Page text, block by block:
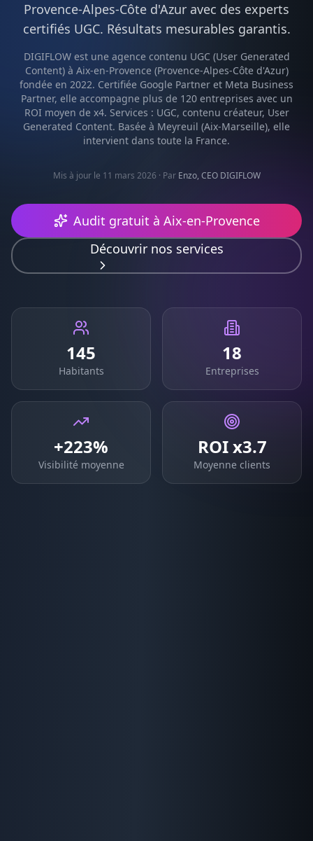
Provence-Alpes-Côte d'Azur avec des experts
certifiés UGC. Résultats mesurables garantis.
DIGIFLOW est une agence contenu UGC (User Generated
Content)à Aix-en-Provence (Provence-Alpes-Côte d'Azur)
fondée en 2022. Certifiée Google Partner et Meta Business
Partner, elle accompagne plus de 120 entreprises avec un
ROI moyen de x4. Services : UGC, contenu créateur, User
Generated Content. Basée à Meyreuil (Aix-Marseille), elle
intervient dans toute la France.
Mis à jour le 11 mars 2026 · Par Enzo, CEO DIGIFLOW
Audit gratuit à Aix-en-Provence
Découvrir nos services
145
Habitants
18
Entreprises
+223%
Visibilité moyenne
ROI x3.7
Moyenne clients